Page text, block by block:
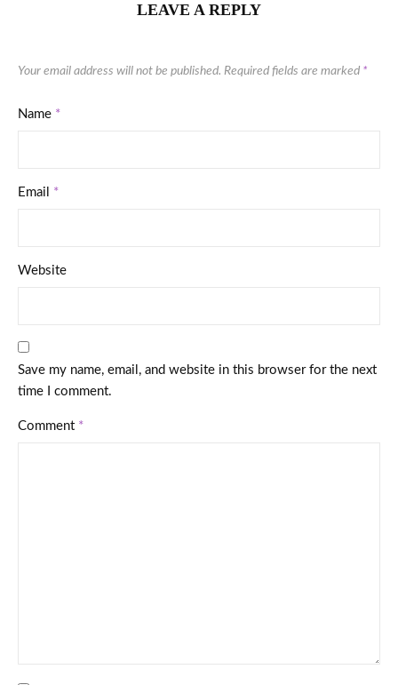
LEAVE A REPLY
Your email address will not be published. Required fields are marked *
Name *
Email *
Website
Save my name, email, and website in this browser for the next
time I comment.
Comment *